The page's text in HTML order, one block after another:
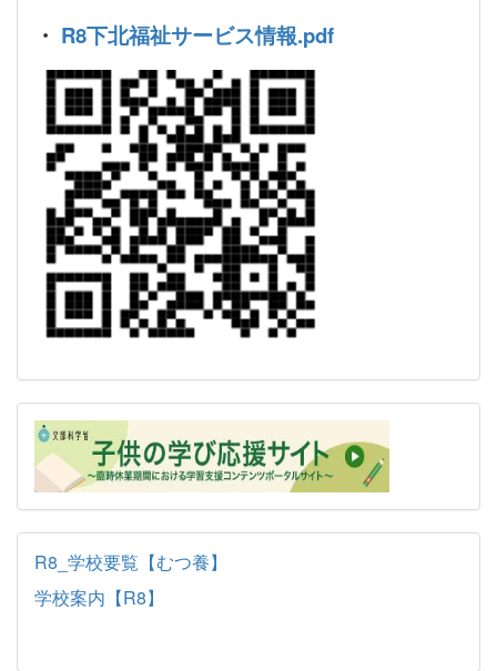
・ R8下北福祉サービス情報.pdf
R8_学校要覧【むつ養】
学校案内【R8】